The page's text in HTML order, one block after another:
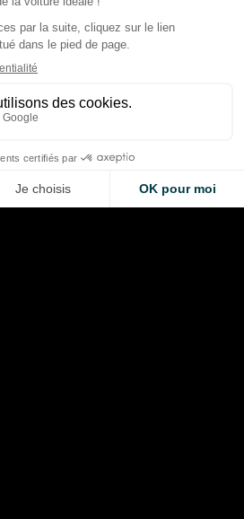
DE VOS RÊVES
de
a
de
F1 2026 : les
Aug 8, 2026